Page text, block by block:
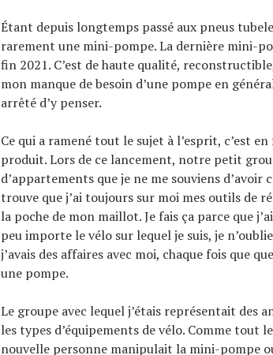
Étant depuis longtemps passé aux pneus
rarement une mini-pompe. La dernière mini-
fin 2021. C’est de haute qualité,
mon manque de besoin d’une pompe en
arrêté d’y penser.
Ce qui a ramené tout le sujet à l’esprit, c’est
produit. Lors de ce lancement, notre petit
d’appartements que je ne me souviens
trouve que j’ai toujours sur moi mes outils de
la poche de mon maillot. Je fais ça parce que
peu importe le vélo sur lequel je suis, je
j’avais des affaires avec moi, chaque fois que
une pompe.
Le groupe avec lequel j’étais représentait des
les types d’équipements de vélo. Comme tout
nouvelle personne manipulait la mini-pompe